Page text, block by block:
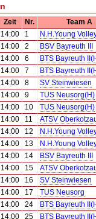
Zeit Nr.
Team A
14:00 1
N.H.Young
14:00 2
BSV Bayreuth III
14:00 6
BTS Bayreuth
14:00 7
BTS Bayreuth
14:00 8
SV Steinwiesen
14:00 9
TUS Neusorg(H)
14:00 10
TUS Neusorg(H)
14:00 11
ATSV
14:00 12
N.H.Young
14:00 13
N.H.Young
14:00 14
BSV Bayreuth III
14:00 15
ATSV
14:00 16
SV Steinwiesen
14:00 17
TUS Neusorg
14:00 24
BTS Bayreuth
14:00 25
BTS Bayreuth